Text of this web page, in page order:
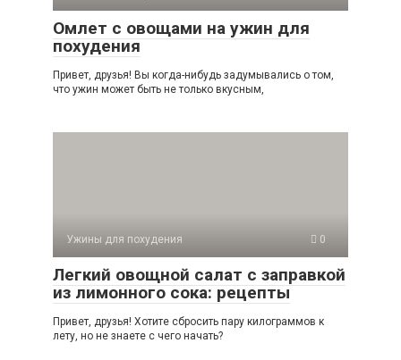
Омлет с овощами на ужин для
похудения
Привет, друзья! Вы когда-нибудь задумывались о том,
что ужин может быть не только вкусным,
Ужины для похудения 0
Легкий овощной салат с заправкой
из лимонного сока: рецепты
Привет, друзья! Хотите сбросить пару килограммов к
лету, но не знаете с чего начать?